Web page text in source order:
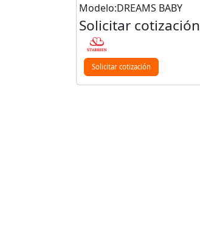
Modelo:DREAMS BABY
Solicitar cotización
Solicitar cotización